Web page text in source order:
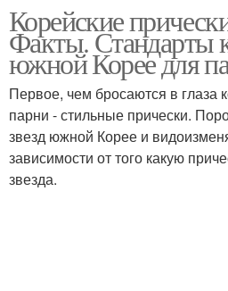
Модный макияж и
прическа
Мужские прически
Корейские
Факты. Стандарты
южной Корее для
Первое, чем бросаются в глаза
парни - стильные прически.
звезд южной Корее и
зависимости от того какую
звезда.